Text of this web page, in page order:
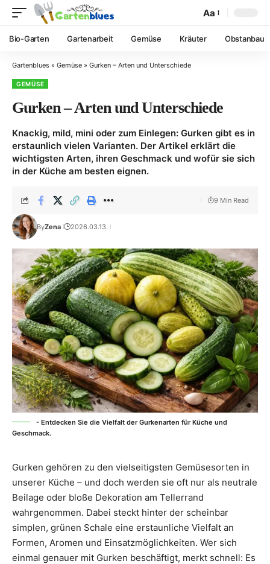
Aa
Bio-Garten Gartenarbeit Gemüse Kräuter Obstanbau
Gartenblues » Gemüse » Gurken – Arten und Unterschiede
GEMÜSE
Gurken – Arten und Unterschiede
Knackig, mild, mini oder zum Einlegen: Gurken gibt es in
erstaunlich vielen Varianten. Der Artikel erklärt die
wichtigsten Arten, ihren Geschmack und wofür sie sich
in der Küche am besten eignen.
ByZena 2026.03.13.
9 Min Read
- Entdecken Sie die Vielfalt der Gurkenarten für Küche und
Geschmack.
Gurken gehören zu den vielseitigsten Gemüsesorten in
unserer Küche – und doch werden sie oft nur als neutrale
Beilage oder bloße Dekoration am Tellerrand
wahrgenommen. Dabei steckt hinter der scheinbar
simplen, grünen Schale eine erstaunliche Vielfalt an
Formen, Aromen und Einsatzmöglichkeiten. Wer sich
einmal genauer mit Gurken beschäftigt, merkt schnell: Es